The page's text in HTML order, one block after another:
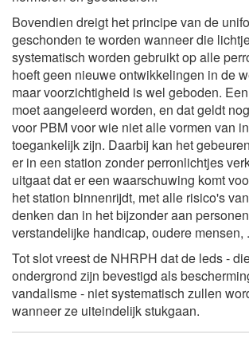
Bovendien dreigt het principe van de
geschonden te worden wanneer die
systematisch worden gebruikt op alle
hoeft geen nieuwe ontwikkelingen in de
maar voorzichtigheid is wel geboden.
moet aangeleerd worden, en dat geldt
voor PBM voor wie niet alle vormen van
toegankelijk zijn. Daarbij kan het
er in een station zonder perronlichtjes
uitgaat dat er een waarschuwing komt
het station binnenrijdt, met alle risico's
denken dan in het bijzonder aan
verstandelijke handicap, oudere mensen,
Tot slot vreest de NHRPH dat de leds -
ondergrond zijn bevestigd als
vandalisme - niet systematisch zullen
wanneer ze uiteindelijk stukgaan.